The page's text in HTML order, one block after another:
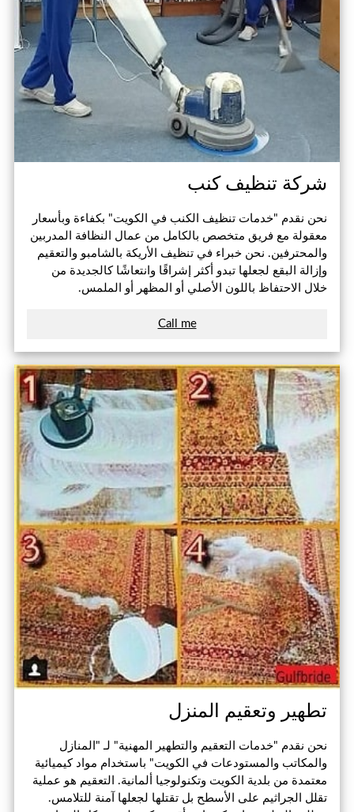
شركة تنظيف كنب
نحن نقدم "خدمات تنظيف الكنب في الكويت" بكفاءة وبأسعار
معقولة مع فريق متخصص بالكامل من عمال النظافة المدربين
والمحترفين. نحن خبراء في تنظيف الأريكة بالشامبو والتعقيم
وإزالة البقع لجعلها تبدو أكثر إشراقًا وانتعاشًا كالجديدة من
خلال الاحتفاظ باللون الأصلي أو المظهر أو الملمس.
Call me
تطهير وتعقيم المنزل
نحن نقدم "خدمات التعقيم والتطهير المهنية" لـ "المنازل
والمكاتب والمستودعات في الكويت" باستخدام مواد كيميائية
معتمدة من بلدية الكويت وتكنولوجيا ألمانية. التعقيم هو عملية
تقلل الجراثيم على الأسطح بل تقتلها لجعلها آمنة للتلامس.